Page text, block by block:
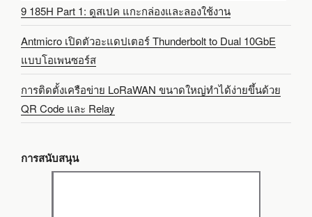
9 185H Part 1: ดูสเปค แกะกล่องและลองใช้งาน
Antmicro เปิดตัวอะแดปเตอร์ Thunderbolt to Dual 10GbE
แบบโอเพนซอร์ส
การติดตั้งเครือข่าย LoRaWAN ขนาดใหญ่ทำได้ง่ายขึ้นด้วย
QR Code และ Relay
การสนับสนุน